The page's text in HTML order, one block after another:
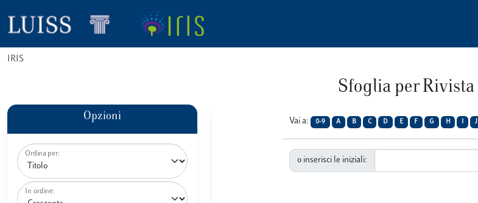
IRIS
Sfoglia per Rivista
Opzioni
Ordina per:
In ordine:
Vai a: 0-9 A B C D E F G H J
o inserisci le iniziali: